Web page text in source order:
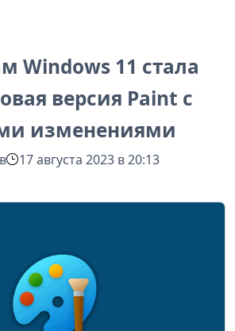
Windows 11 стала
версия Paint с
изменениями
17 августа 2023 в 20:13